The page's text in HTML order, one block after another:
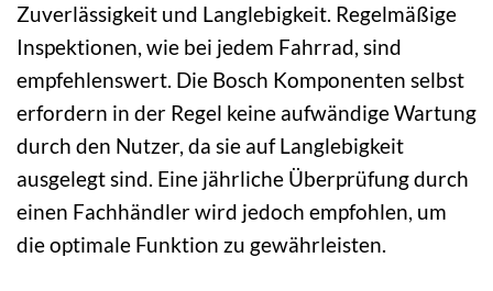
Zuverlässigkeit und Langlebigkeit. Regelmäßige
Inspektionen, wie bei jedem Fahrrad, sind
empfehlenswert. Die Bosch Komponenten selbst
erfordern in der Regel keine aufwändige Wartung
durch den Nutzer, da sie auf Langlebigkeit
ausgelegt sind. Eine jährliche Überprüfung durch
einen Fachhändler wird jedoch empfohlen, um
die optimale Funktion zu gewährleisten.